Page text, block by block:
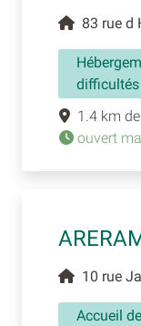
83 rue d
difficultés
1.4 km
ouvert
10 rue
Accueil